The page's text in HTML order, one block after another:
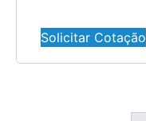
Solicitar Cotação